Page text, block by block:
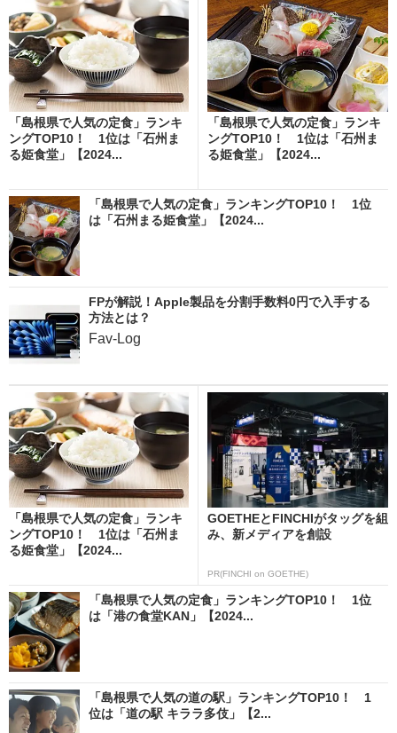
「島根県で人気の定食」ランキ
ングTOP10！ 1位は「石州ま
る姫食堂」【2024...
「島根県で人気の定食」ランキ
ングTOP10！ 1位は「石州ま
る姫食堂」【2024...
「島根県で人気の定食」ランキングTOP10！ 1位
は「石州まる姫食堂」【2024...
FPが解説！Apple製品を分割手数料0円で入手する
方法とは？
Fav-Log
「島根県で人気の定食」ランキ
ングTOP10！ 1位は「石州ま
る姫食堂」【2024...
GOETHEとFINCHIがタッグを組
み、新メディアを創設
PR(FINCHI on GOETHE)
「島根県で人気の定食」ランキングTOP10！ 1位
は「港の食堂KAN」【2024...
「島根県で人気の道の駅」ランキングTOP10！ 1
位は「道の駅 キララ多伎」【2...